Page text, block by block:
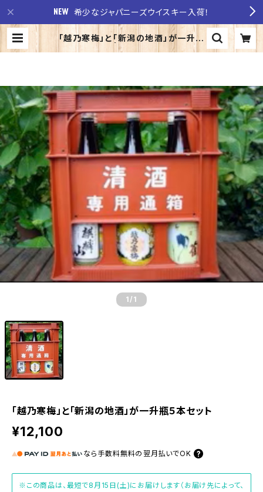
希少なジャパニーズウイスキー入荷！
「越乃寒梅」と「新潟の地酒」が一升瓶
５本セット | 至福の酒 稲田酒店
1 /1
「越乃寒梅」と「新潟の地酒」が一升瓶５本セット
¥12,100
なら 手数料無料の 翌月払いでOK
※この商品は、最短で8月15日(土)にお届けします（お届け先によって、